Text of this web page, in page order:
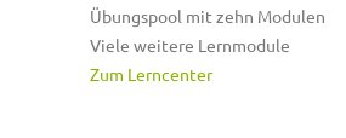
Übungspool mit zehn Modulen
Viele weitere Lernmodule
Zum Lerncenter